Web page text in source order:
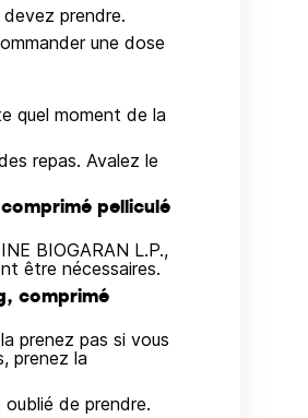
prendre.
une dose
quel moment de la
repas. Avalez le
comprimé pelliculé
BIOGARAN L.P.,
être nécessaires.
comprimé
prenez pas si vous
prenez la
de prendre.